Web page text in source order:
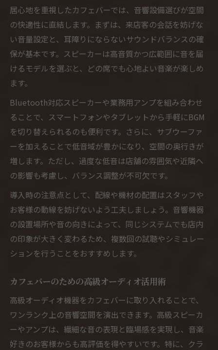
カフェバー音響設備で選ぶBGMのコツ
カフェバー空間で音楽を響かせる工夫法
カフェバーのBGMと音響が与える印象変化
話題のBluetooth対応機器で実現する音響
カフェバー音響にBluetooth機器を導入す
る利点
飲食店スピーカーBluetoothで空間演出強
化
カフェバーで選ばれるBluetooth対応音響
カフェバー設置が簡単なBluetooth音響の
選び方
居心地を重視したカフェバーでは、音響設備選びが空間
の快適性に直結します。まずは、来店客の会話を妨げな
い音量設定と、耳障りにならないサウンドバランスの確
保が基本です。スピーカーは高音質かつ広範囲に音を届
けるモデルを選ぶと、どの席でも心地よい音楽が楽しめ
ます。
Bluetooth対応スピーカーや業務用アンプを組み合わせ
ることで、スマートフォンやタブレットから手軽にBGM
を切り替えられるのも便利です。さらに、サブウーファ
ーを加えることで低音域が豊かになり、空間の奥行きが
増します。ただし、過度な低音は店舗の雰囲気や近隣へ
の影響も考慮し、バランス調整が不可欠です。
導入時の注意点として、配線や機材の配置はスタッフや
お客様の動線を妨げないよう工夫しましょう。音響機器
の設置場所や音の向きによって、同じシステムでも店内
の印象が大きく変わるため、複数回の試聴やシミュレー
ションを行うことをおすすめします。
カフェバーのための高級オーディオ活用術
高級オーディオ機器をカフェバーに取り入れることで、
ワンランク上の音響空間を演出できます。高級スピーカ
ーやアンプは、繊細な音の表現と臨場感を実現し、音楽
好きのお客様からも高評価を得やすいです。特に、クラ